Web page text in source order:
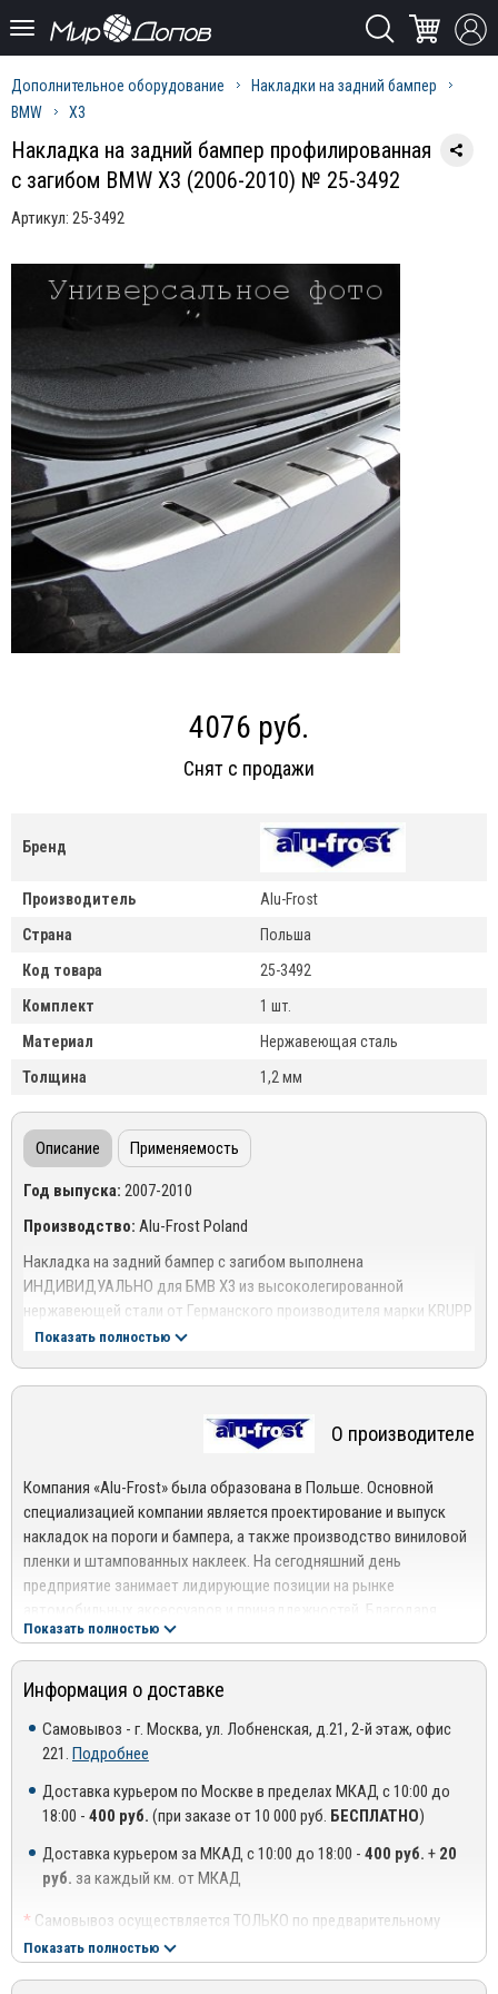
Дополнительное оборудование
Накладки на задний бампер
BMW
X3
Накладка на задний бампер профилированная
с загибом BMW X3 (2006-2010) № 25-3492
Артикул: 25-3492
4076 руб.
Снят с продажи
Бренд
Производитель
Alu-Frost
Страна
Польша
Код товара
25-3492
Комплект
1 шт.
Материал
Нержавеющая сталь
Толщина
1,2 мм
Описание Применяемость
Год выпуска: 2007-2010
Производство: Alu-Frost Poland
Накладка на задний бампер с загибом выполнена
ИНДИВИДУАЛЬНО для БМВ Х3 из высоколегированной
нержавеющей стали от Германского производителя марки KRUPP
Толщина металла:1,2 мм
Комплект:1 шт.
Полиуретановый, влагостойкий двусторонний скотч
Накладка на задний бампер с
загибом,для надежной защиты выполненна из двух листов
нержавеющей стали в сочитании матовой и хромированной
поверхности
Место установки:Накладка устанавливаются на задний
бампер. Рекомендованная температура при установке +4
Инструкция по установке расположена на упаковке
Повышенная устойчивость к ударным нагрузкам, а также
механическим повреждениям;
Имеют привлекательный внешний вид и сохраняют его в
течение продолжительного времени;
Оправдывают свое присутствие в сложных климатических
условиях, в особенности в зимнее время;
Продолжительный период службы.
Показать полностью
О производителе
Компания «Alu-Frost» была образована в Польше. Основной
специализацией компании является проектирование и выпуск
накладок на пороги и бампера, а также производство виниловой
пленки и штампованных наклеек. На сегодняшний день
предприятие занимает лидирующие позиции на рынке
автомобильных аксессуаров и принадлежностей. Благодаря
постоянному мониторингу и желанию удовлетворить любые
потребности потенциальных клиентов, компания «Alu-Frost»
представляет накладки на пороги в широком ассортименте
практически для всех марок автомобилей.
Производственные мощности предприятия включают 3
независимых технологических линий для изготовления:
Деталей и аксессуаров из нержавеющей стали, устойчивой к
Запчастей из анодированного алюминиевого сплава,
Вся продукция компании имеют соответствующие сертификаты
Показать полностью
Информация о доставке
Самовывоз - г. Москва, ул. Лобненская, д.21, 2-й этаж, офис
221. Подробнее
Доставка курьером по Москве в пределах МКАД с 10:00 до
18:00 - 400 руб. (при заказе от 10 000 руб. БЕСПЛАТНО)
Доставка курьером за МКАД с 10:00 до 18:00 - 400 руб. + 20
руб. за каждый км. от МКАД
* Самовывоз осуществляется ТОЛЬКО по предварительному
согласованию с менеджером!
Показать полностью